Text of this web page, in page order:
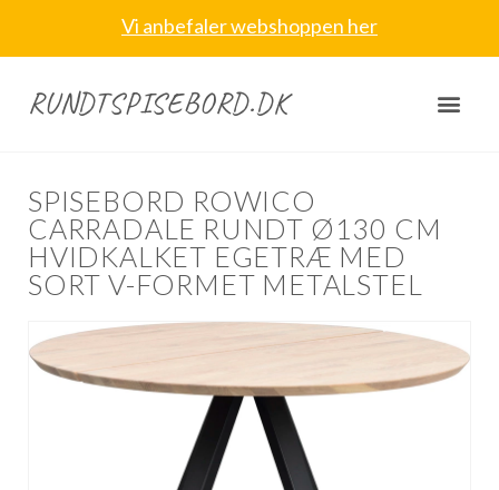
Vi anbefaler webshoppen her
RUNDTSPISEBORD.DK
SPISEBORD ROWICO
CARRADALE RUNDT Ø130 CM
HVIDKALKET EGETRÆ MED
SORT V-FORMET METALSTEL